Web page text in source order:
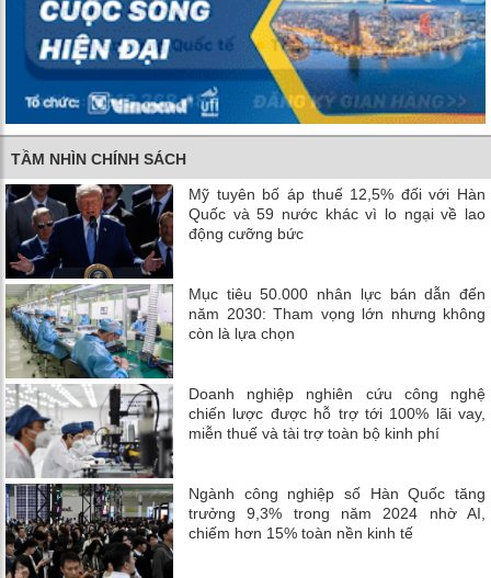
TẦM NHÌN CHÍNH SÁCH
Mỹ tuyên bố áp thuế 12,5% đối với Hàn
Quốc và 59 nước khác vì lo ngại về lao
động cưỡng bức
Mục tiêu 50.000 nhân lực bán dẫn đến
năm 2030: Tham vọng lớn nhưng không
còn là lựa chọn
Doanh nghiệp nghiên cứu công nghệ
chiến lược được hỗ trợ tới 100% lãi vay,
miễn thuế và tài trợ toàn bộ kinh phí
Ngành công nghiệp số Hàn Quốc tăng
trưởng 9,3% trong năm 2024 nhờ AI,
chiếm hơn 15% toàn nền kinh tế